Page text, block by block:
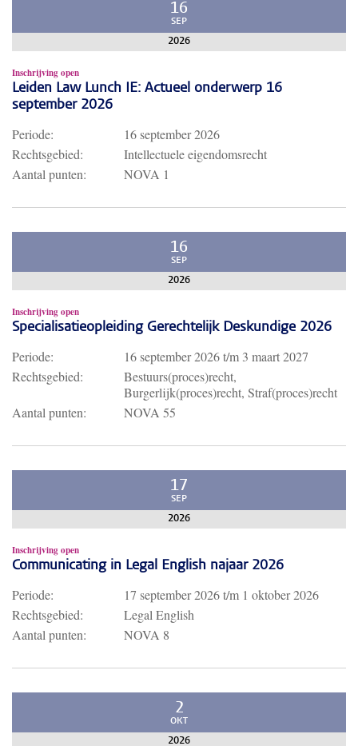
16
SEP
2026
Inschrijving open
Leiden Law Lunch IE: Actueel onderwerp 16
september 2026
Periode:
16 september 2026
Rechtsgebied:
Intellectuele eigendomsrecht
Aantal punten:
NOVA 1
16
SEP
2026
Inschrijving open
Specialisatieopleiding Gerechtelijk Deskundige 2026
Periode: 16 september 2026t/m 3 maart 2027
Rechtsgebied:
Bestuurs(proces)recht,
Burgerlijk(proces)recht, Straf(proces)recht
Aantal punten:
NOVA 55
17
SEP
2026
Inschrijving open
Communicating in Legal English najaar 2026
Periode: 17 september 2026t/m 1 oktober 2026
Rechtsgebied:
Legal English
Aantal punten:
NOVA 8
2
OKT
2026